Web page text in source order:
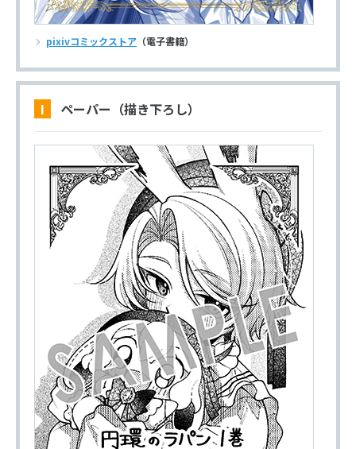
pixivコミックストア （電子書籍）
I ペーパー（描き下ろし）